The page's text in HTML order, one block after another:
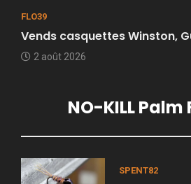
FLO39
Vends casquettes Winston,
2 août 2026
NO-KILL
SPENT82